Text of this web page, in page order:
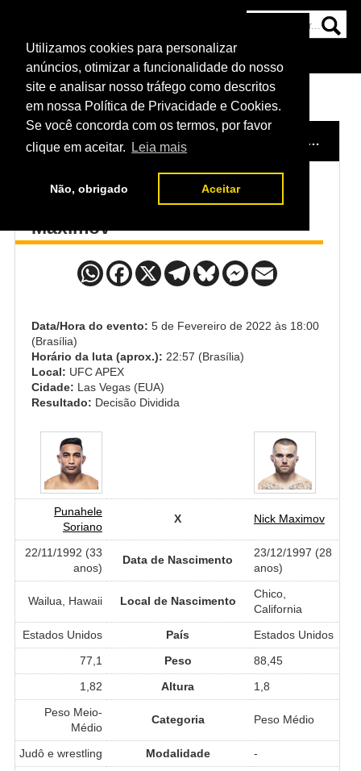
Utilizamos cookies para personalizar
anúncios, otimizar a funcionalidade do nosso
site e analisar nosso tráfego como descritos
em nossa Política de Privacidade e Cookies.
Se você concorda com os termos, por favor
clique em aceitar.
Leia mais
Não, obrigado Aceitar
NOTÍCIAS
HOME EVENTO / UFC HERMANSSON X STRICKLAND
Punahele Soriano x Nick
Maximov
Data/Hora do evento: 5 de Fevereiro de 2022 às 18:00
(Brasília)
Horário da luta (aprox.): 22:57 (Brasília)
Local: UFC APEX
Cidade: Las Vegas (EUA)
Resultado: Decisão Dividida
Punahele
Soriano
X Nick Maximov
22/11/1992 (33
anos)
Data de Nascimento
23/12/1997 (28
anos)
Wailua, Hawaii Local de Nascimento
Chico,
California
Estados Unidos
País
Estados Unidos
77,1
Peso
88,45
1,82
Altura
1,8
Peso Meio-
Médio
Categoria Peso Médio
Judô e wrestling Modalidade -